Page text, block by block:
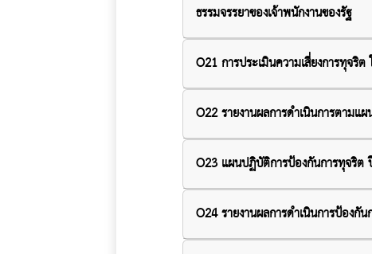
ธรรมจรรยาของเจ้าพนักงานของรัฐ
O21 การประเมินความเสี่ยงการทุจ
O22 รายงานผลการดำเนินการตาม
O23 แผนปฏิบัติการป้องกันการทุจริ
O24 รายงานผลการดำเนินการป้อง